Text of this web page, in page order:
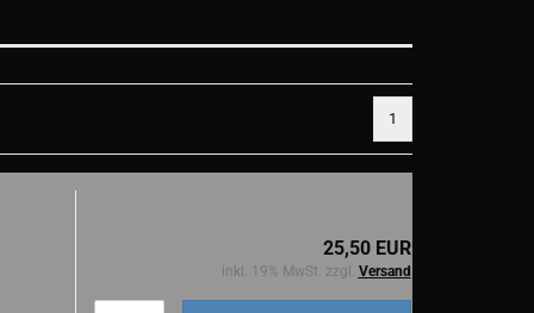
1
25,50 EUR
inkl. 19% MwSt. zzgl. Versand